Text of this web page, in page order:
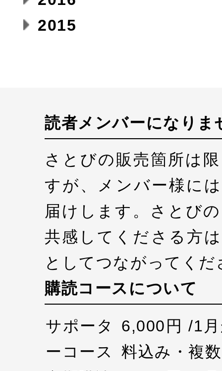
2015
読者メンバーになりま
さとびの販売箇所は
すが、メンバー様に
届けします。さとび
共感してくださる方
としてつながってくだ
購読コースについて
サポータ
ーコース
6,000円 /1
料込み・複